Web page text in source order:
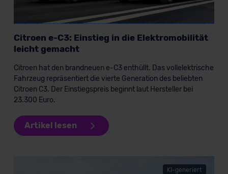
der EU erfolgt, erfolgt dies ausschließlich auf der
Grundlage eines Angemessenheitsbeschlusses der EU-
Standarddatenschutzklauseln (Art. 46 Abs. 2 lit. c
DSGVO) oder wenn Sie hierzu Ihre Einwilligung freiwillig
erteilen. Nähere Informationen zu den bestehenden
Datenschutzklauseln können Sie über den Kontakt zu
unserem Datenschutzbeauftragten unter
datenschutz@meinauto.de anfordern.
Datenschutzerklärung Impressum
Citroen e-C3: Einstieg in die Elektromobilität
leicht gemacht
Citroen hat den brandneuen e-C3 enthüllt. Das vollelektrische
Fahrzeug repräsentiert die vierte Generation des beliebten
Citroen C3. Der Einstiegspreis beginnt laut Hersteller bei
23.300 Euro.
Artikel lesen
KI-generiert